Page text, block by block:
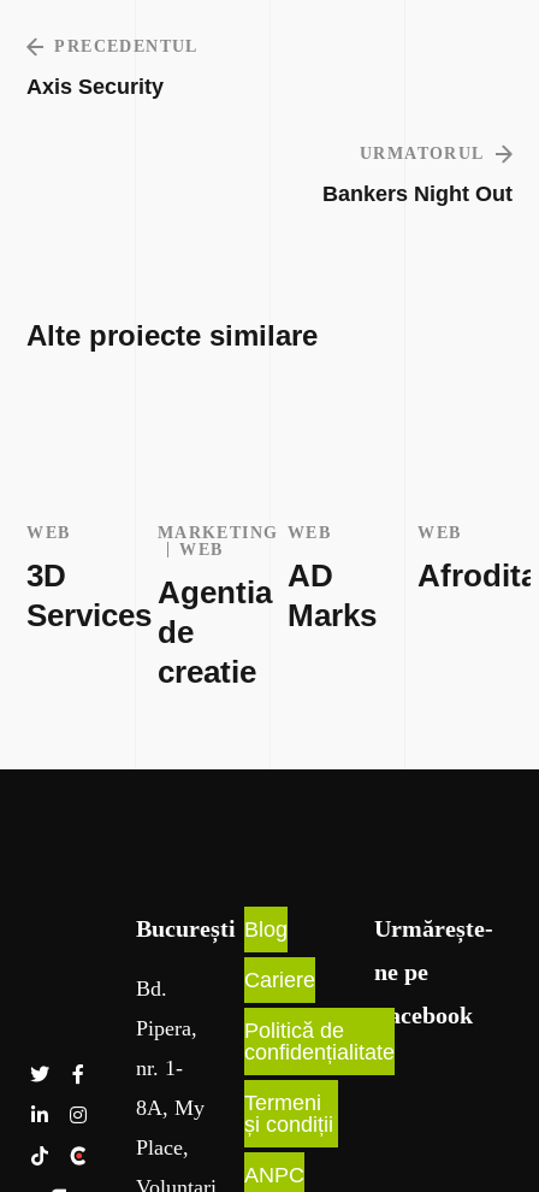
PRECEDENTUL
Axis Security
URMATORUL
Bankers Night Out
Alte proiecte similare
WEB
3D
Services
MARKETING
WEB
Agentia
de
creatie
WEB
AD
Marks
WEB
Afrodita
București​
Bd.
Pipera,
nr. 1-
8A, My
Place,
Blog
Cariere
Politică de
confidențialitate
Termeni
și condiții
ANPC
Urmărește-
ne pe
Facebook